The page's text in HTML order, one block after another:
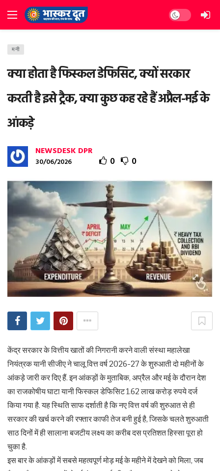
Dark mode
मनी
क्या होता है फिस्कल डेफिसिट, क्यों सरकार
करती है इसे ट्रैक, क्या कुछ कह रहे हैं अप्रैल-मई के
आंकड़े
NEWSDESK DPR
30/06/2026 0 0
केंद्र सरकार के वित्तीय खातों की निगरानी करने वाली संस्था महालेखा
नियंत्रक यानी सीजीए ने चालू वित्त वर्ष 2026-27 के शुरुआती दो महीनों के
आंकड़े जारी कर दिए हैं. इन आंकड़ों के मुताबिक, अप्रैल और मई के दौरान देश
का राजकोषीय घाटा यानी फिस्कल डेफिसिट 1.62 लाख करोड़ रुपये दर्ज
किया गया है. यह स्थिति साफ दर्शाती है कि नए वित्त वर्ष की शुरुआत से ही
सरकार की खर्च करने की रफ्तार काफी तेज बनी हुई है, जिसके चलते शुरुआती
साठ दिनों में ही सालाना बजटीय लक्ष्य का करीब दस प्रतिशत हिस्सा पूरा हो
चुका है.
इस बार के आंकड़ों में सबसे महत्वपूर्ण मोड़ मई के महीने में देखने को मिला, जब